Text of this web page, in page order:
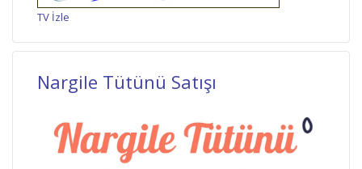
TV İzle
Nargile Tütünü Satışı